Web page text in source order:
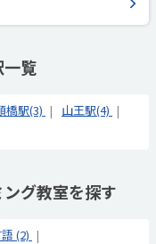
一覧
橋駅(3)
山王駅(4)
グ教室を探す
(2)